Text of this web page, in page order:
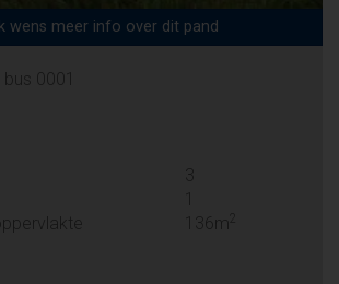
wens meer info over dit pand
0001
3
136m